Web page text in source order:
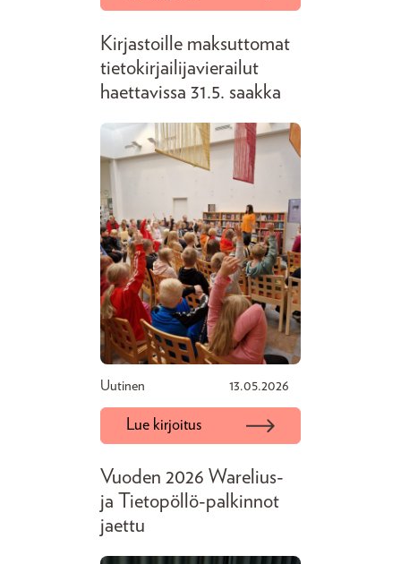
Kirjastoille maksuttomat
tietokirjailijavierailut
haettavissa 31.5. saakka
Uutinen 13.05.2026
Lue kirjoitus
Vuoden 2026 Warelius-
ja Tietopöllö-palkinnot
jaettu